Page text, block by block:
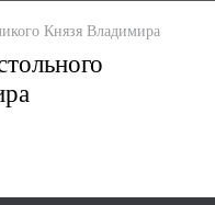
Князя Владимира